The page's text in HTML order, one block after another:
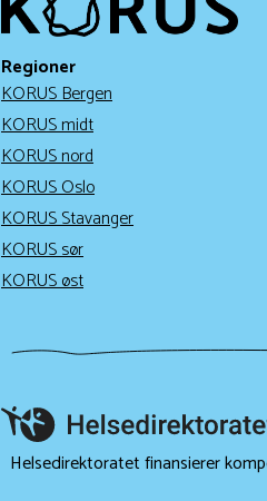
Regioner
KORUS Bergen
KORUS midt
KORUS nord
KORUS Oslo
KORUS Stavanger
KORUS sør
KORUS øst
Helsedirektoratet finansierer